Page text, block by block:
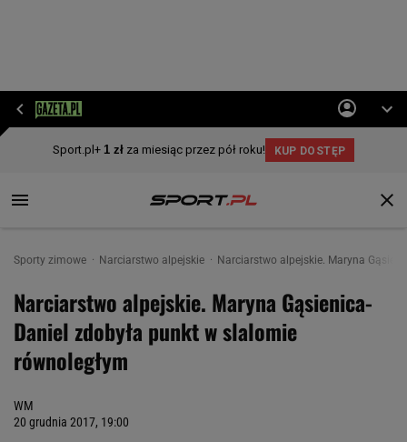
Sporty zimowe Narciarstwo alpejskie Narciarstwo alpejskie. Maryna
Narciarstwo alpejskie. Maryna Gąsienica-
Daniel zdobyła punkt w slalomie
równoległym
WM
20 grudnia 2017, 19:00